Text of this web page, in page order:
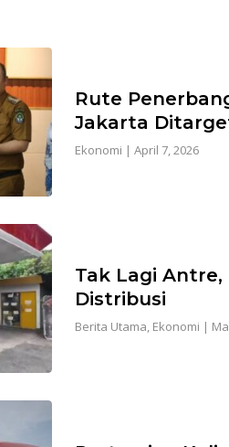
Rute
Jakarta
Ekonomi | April 7, 2026
Tak Lagi
Distribusi
Berita Utama, Ekonomi |